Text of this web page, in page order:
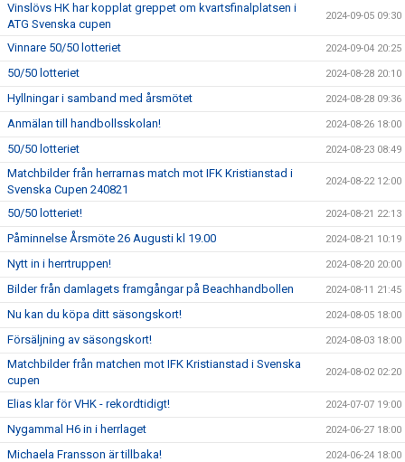
Vinslövs HK har kopplat greppet om kvartsfinalplatsen i
ATG Svenska cupen
2024-09-05 09:30
Vinnare 50/50 lotteriet 2024-09-04 20:25
50/50 lotteriet 2024-08-28 20:10
Hyllningar i samband med årsmötet 2024-08-28 09:36
Anmälan till handbollsskolan! 2024-08-26 18:00
50/50 lotteriet 2024-08-23 08:49
Matchbilder från herrarnas match mot IFK Kristianstad i
Svenska Cupen 240821
2024-08-22 12:00
50/50 lotteriet! 2024-08-21 22:13
Påminnelse Årsmöte 26 Augusti kl 19.00 2024-08-21 10:19
Nytt in i herrtruppen! 2024-08-20 20:00
Bilder från damlagets framgångar på Beachhandbollen 2024-08-11 21:45
Nu kan du köpa ditt säsongskort! 2024-08-05 18:00
Försäljning av säsongskort! 2024-08-03 18:00
Matchbilder från matchen mot IFK Kristianstad i Svenska
cupen
2024-08-02 02:20
Elias klar för VHK - rekordtidigt! 2024-07-07 19:00
Nygammal H6 in i herrlaget 2024-06-27 18:00
Michaela Fransson är tillbaka! 2024-06-24 18:00